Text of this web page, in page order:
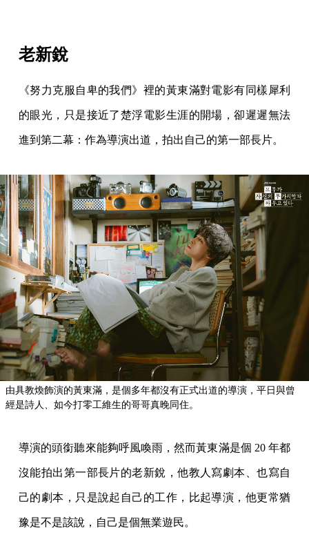
老新銳
《努力克服自卑的我們》裡的黃東滿對電影有同樣犀利
的眼光，只是接近了楚浮電影生涯的開場，卻遲遲無法
進到第二幕：作為導演出道，拍出自己的第一部長片。
由具教煥飾演的黃東滿，是個多年都沒有正式出道的導演，平日與曾
經是詩人、如今打零工維生的哥哥真晚同住。
導演的頭銜聽來能夠呼風喚雨，然而黃東滿是個 20 年都
沒能拍出第一部長片的老新銳，他教人寫劇本、也寫自
己的劇本，只是說起自己的工作，比起導演，他更常猶
豫是不是該說，自己是個無業遊民。